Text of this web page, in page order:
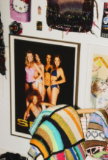
kontoret, sier Nadia
hos Tengbom og en av
Møbelmessen.